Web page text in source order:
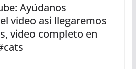
Ayúdanos
video asi llegaremos
video completo en